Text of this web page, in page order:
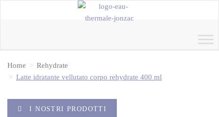
Home
Rehydrate
Latte idratante vellutato corpo rehydrate 400 ml
I NOSTRI PRODOTTI